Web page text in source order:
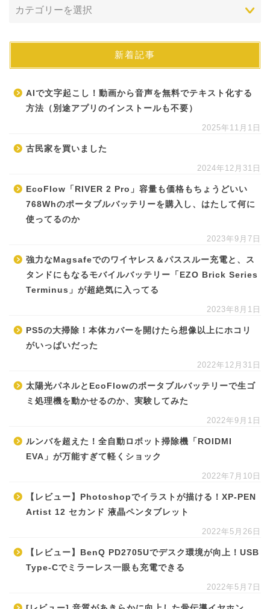
新着記事
AIで文字起こし！動画から音声を無料でテキスト化する
方法（別途アプリのインストールも不要）
2025年11月1日
古民家を買いました
2024年12月31日
EcoFlow「RIVER 2 Pro」容量も価格もちょうどいい
768Whのポータブルバッテリーを購入し、はたして何に
使ってるのか
2023年9月7日
強力なMagsafeでのワイヤレス＆パススルー充電と、ス
タンドにもなるモバイルバッテリー「EZO Brick Series
Terminus」が超絶気に入ってる
2023年8月1日
PS5の大掃除！本体カバーを開けたら想像以上にホコリ
がいっぱいだった
2022年12月31日
太陽光パネルとEcoFlowのポータブルバッテリーで生ゴ
ミ処理機を動かせるのか、実験してみた
2022年9月1日
ルンバを超えた！全自動ロボット掃除機「ROIDMI
EVA」が万能すぎて軽くショック
2022年7月10日
【レビュー】Photoshopでイラストが描ける！XP-PEN
Artist 12 セカンド 液晶ペンタブレット
2022年5月26日
【レビュー】BenQ PD2705Uでデスク環境が向上！USB
Type-Cでミラーレス一眼も充電できる
2022年5月7日